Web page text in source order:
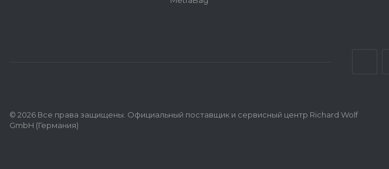
© 2026 Все права защищены. Официальный поставщик и сервисный центр Richard Wolf
GmbH (Германия)